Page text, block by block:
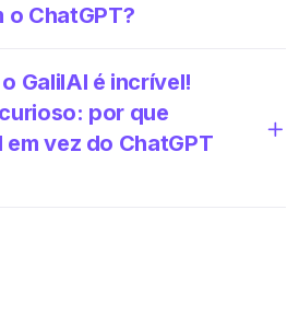
ChatGPT?
GalilAI é incrível!
por que
vez do ChatGPT